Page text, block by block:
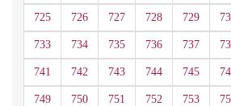
725 726 727 728 729
733 734 735 736 737
741 742 743 744 745
749 750 751 752 753